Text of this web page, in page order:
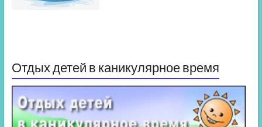
Отдых детей в каникулярное время